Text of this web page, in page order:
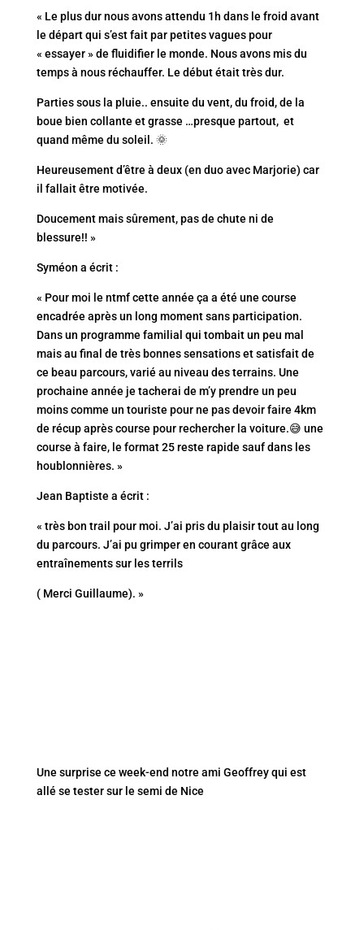
« Le plus dur nous avons attendu 1h dans le froid avant
le départ qui s’est fait par petites vagues pour
« essayer » de fluidifier le monde. Nous avons mis du
temps à nous réchauffer. Le début était très dur.
Parties sous la pluie.. ensuite du vent, du froid, de la
boue bien collante et grasse …presque partout, et
quand même du soleil. 🌞
Heureusement d’être à deux (en duo avec Marjorie) car
il fallait être motivée.
Doucement mais sûrement, pas de chute ni de
blessure!! »
Syméon a écrit :
« Pour moi le ntmf cette année ça a été une course
encadrée après un long moment sans participation.
Dans un programme familial qui tombait un peu mal
mais au final de très bonnes sensations et satisfait de
ce beau parcours, varié au niveau des terrains. Une
prochaine année je tacherai de m’y prendre un peu
moins comme un touriste pour ne pas devoir faire 4km
de récup après course pour rechercher la voiture.😅 une
course à faire, le format 25 reste rapide sauf dans les
houblonnières. »
Jean Baptiste a écrit :
« très bon trail pour moi. J’ai pris du plaisir tout au long
du parcours. J’ai pu grimper en courant grâce aux
entraînements sur les terrils
( Merci Guillaume). »
Une surprise ce week-end notre ami Geoffrey qui est
allé se tester sur le semi de Nice